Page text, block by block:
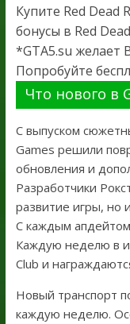
Купите Red Dead
бонусы в Red
*GTA5.su желает
Попробуйте
Что нового в
С выпуском
Games решили
обновления и
Разработчики
развитие игры, но
С каждым апдейтом
Каждую неделю в
Club и
Новый транспорт
каждую неделю.